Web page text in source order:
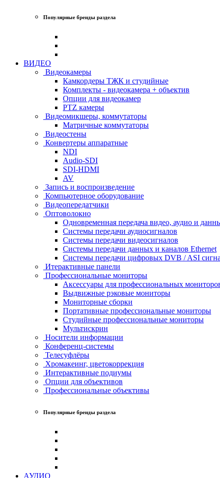
Популярные бренды раздела
ВИДЕО
Видеокамеры
Камкордеры ТЖК и студийные
Комплекты - видеокамера + объектив
Опции для видеокамер
PTZ камеры
Видеомикшеры, коммутаторы
Матричные коммутаторы
Видеостены
Конвертеры аппаратные
NDI
Audio-SDI
SDI-HDMI
AV
Запись и воспроизведение
Компьютерное оборудование
Видеопередатчики
Оптоволокно
Одновременная передача видео, аудио и
Системы передачи аудиосигналов
Системы передачи видеосигналов
Системы передачи данных и каналов Ethernet
Системы передачи цифровых DVB / ASI
Итерактивные панели
Профессиональные мониторы
Аксессуары для профессиональных
Выдвижные рэковые мониторы
Мониторные сборки
Портативные профессиональные мониторы
Студийные профессиональные мониторы
Мультискрин
Носители информации
Конференц-системы
Телесуфлёры
Хромакеинг, цветокоррекция
Интерактивные подиумы
Опции для объективов
Профессиональные объективы
Популярные бренды раздела
АУДИО